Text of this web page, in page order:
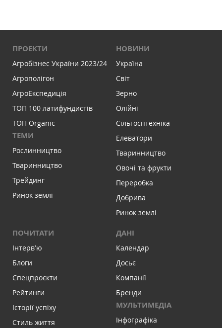
ПРОЕКТИ
Агробізнес України 2023/24
Агрополігон
АгроЕкспедиція
ТОП 100 латифундистів
ТОП Organic
ТЕМИ
Рослинництво
Тваринництво
Трейдинг
Ринок землі
НОВИНИ
Україна
Світ
Зерно
Олійні
Сільгосптехніка
Елеватори
Тваринництво
Овочі та фрукти
Переробка
Добрива
Ринок землі
ПОЧИТАТИ
Інтервʼю
Блоги
Спецпроєкти
Рейтинги
Історії успіху
Стиль життя
ДАНІ
Календар
Досьє
Компанії
Бренди
МУЛЬТИМЕДІА
Інфографіка